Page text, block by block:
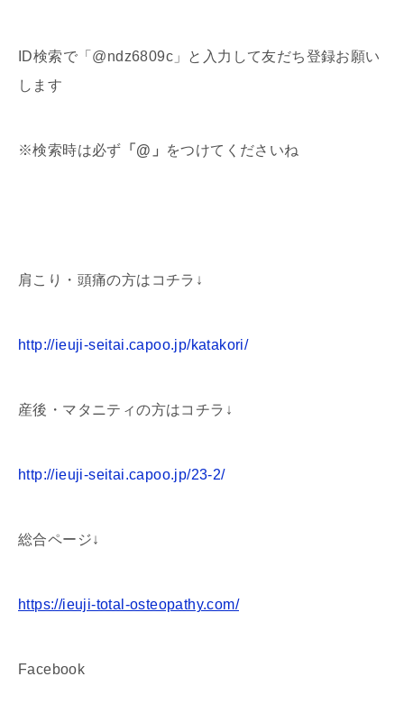
ID検索で「@ndz6809c」と入力して友だち登録お願い
します
※検索時は必ず 「 @ 」 をつけてくださいね
肩こり・頭痛の方はコチラ↓
http://ieuji-seitai.capoo.jp/katakori/
産後・マタニティの方はコチラ↓
http://ieuji-seitai.capoo.jp/23-2/
総合ページ↓
https://ieuji-total-osteopathy.com/
Facebook